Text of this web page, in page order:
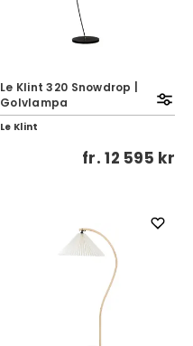
Le Klint 320 Snowdrop |
Golvlampa
Le Klint
fr.12 595 kr